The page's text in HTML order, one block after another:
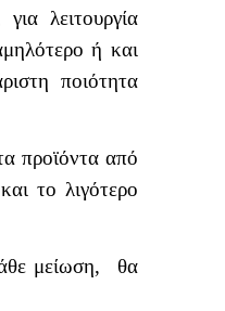
λειτουργία
ή και
ποιότητα
προϊόντα από
το λιγότερο
μείωση,
θα